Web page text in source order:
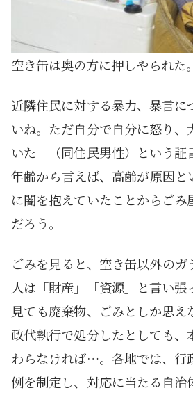
空き缶は奥の方に押しやられた。
近隣住民に対する暴力、暴言に
いね。ただ自分で自分に怒り、
いた」（同住民男性）という証
年齢から言えば、高齢が原因と
に闇を抱えていたことからごみ
だろう。
ごみを見ると、空き缶以外の
人は「財産」「資源」と言い張
見ても廃棄物、ごみとしか思
政代執行で処分したとしても、
わらなければ…。各地では、行
例を制定し、対応に当たる自治